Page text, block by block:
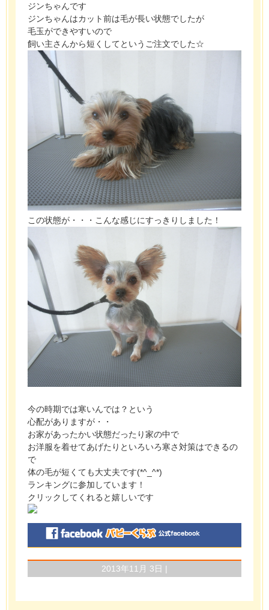
ジンちゃんです
ジンちゃんはカット前は毛が長い状態でしたが
毛玉ができやすいので
飼い主さんから短くしてというご注文でした☆
この状態が・・・こんな感じにすっきりしました！
今の時期では寒いんでは？という
心配がありますが・・
お家があったかい状態だったり家の中で
お洋服を着せてあげたりといろいろ寒さ対策はできるの
で
体の毛が短くても大丈夫です(*^_^*)
ランキングに参加しています！
クリックしてくれると嬉しいです
2013年11月 3日 |